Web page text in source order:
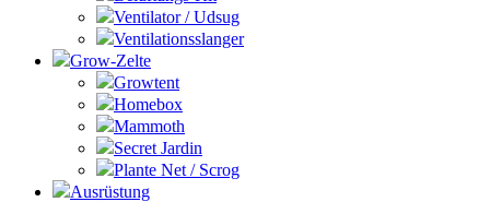
Ventilator / Udsug
Ventilationsslanger
Grow-Zelte
Growtent
Homebox
Mammoth
Secret Jardin
Plante Net / Scrog
Ausrüstung